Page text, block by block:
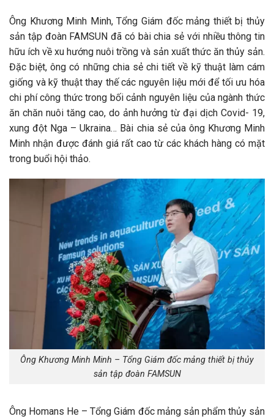
Ông Khương Minh Minh, Tổng Giám đốc mảng thiết bị thủy
sản tập đoàn FAMSUN đã có bài chia sẻ với nhiều thông tin
hữu ích về xu hướng nuôi trồng và sản xuất thức ăn thủy sản.
Đặc biệt, ông có những chia sẻ chi tiết về kỹ thuật làm cám
giống và kỹ thuật thay thế các nguyên liệu mới để tối ưu hóa
chi phí công thức trong bối cảnh nguyên liệu của ngành thức
ăn chăn nuôi tăng cao, do ảnh hưởng từ đại dịch Covid- 19,
xung đột Nga – Ukraina… Bài chia sẻ của ông Khương Minh
Minh nhận được đánh giá rất cao từ các khách hàng có mặt
trong buổi hội thảo.
Ông Khương Minh Minh – Tổng Giám đốc mảng thiết bị thủy
sản tập đoàn FAMSUN
Ông Homans He – Tổng Giám đốc mảng sản phẩm thủy sản